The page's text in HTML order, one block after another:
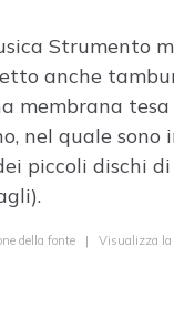
Strumento
anche
membrana tesa
nel quale sono
piccoli dischi
della fonte | Visualizza la